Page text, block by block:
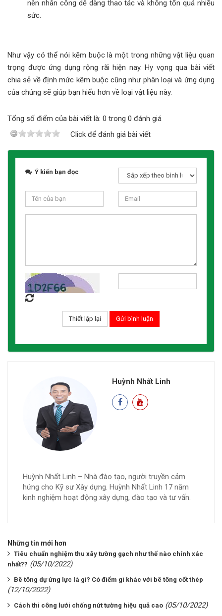
nên nhân công dễ dàng thao tác và không tốn quá nhiều
sức.
Như vậy có thể nói kẽm buộc là một trong những vật liệu quan
trọng được ứng dụng rộng rãi hiện nay. Hy vọng qua bài viết
chia sẻ về định mức kẽm buộc cũng như phân loại và ứng dụng
của chúng sẽ giúp bạn hiểu hơn về loại vật liệu này.
Tổng số điểm của bài viết là: 0 trong 0 đánh giá
Click để đánh giá bài viết
Ý kiến bạn đọc
Huỳnh Nhất Linh
Huỳnh Nhất Linh – Nhà đào tạo, người truyền cảm
hứng cho Kỹ sư Xây dựng. Huỳnh Nhất Linh 17 năm
kinh nghiệm hoạt động xây dựng, đào tạo và tư vấn.
Những tin mới hơn
Tiêu chuẩn nghiệm thu xây tường gạch như thế nào chính xác
nhất?? (05/10/2022)
Bê tông dự ứng lực là gì? Có điểm gì khác với bê tông cốt thép
(12/10/2022)
Cách thi công lưới chống nứt tường hiệu quả cao (05/10/2022)